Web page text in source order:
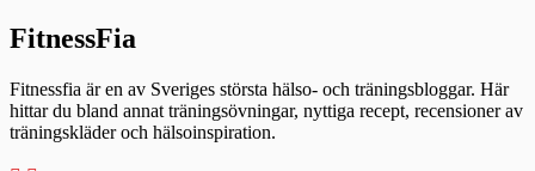
FitnessFia
Fitnessfia är en av Sveriges största hälso- och träningsbloggar. Här
hittar du bland annat träningsövningar, nyttiga recept, recensioner av
träningskläder och hälsoinspiration.